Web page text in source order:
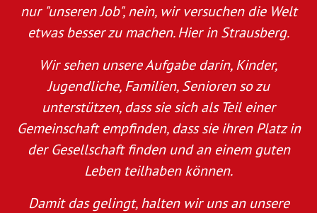
nur "unseren Job", nein, wir versuchen die Welt
etwas besser zu machen. Hier in Strausberg.
Wir sehen unsere Aufgabe darin, Kinder,
Jugendliche, Familien, Senioren so zu
unterstützen, dass sie sich als Teil einer
Gemeinschaft empfinden, dass sie ihren Platz in
der Gesellschaft finden und an einem guten
Leben teilhaben können.
Damit das gelingt, halten wir uns an unsere